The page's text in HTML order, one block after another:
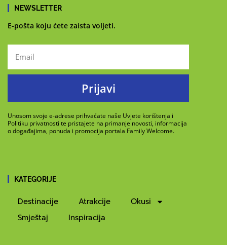
NEWSLETTER
E-pošta koju ćete zaista voljeti.
Prijavi
Unosom svoje e-adrese prihvaćate naše Uvjete korištenja i
Politiku privatnosti te pristajete na primanje novosti, informacija
o događajima, ponuda i promocija portala Family Welcome.
KATEGORIJE
Destinacije Atrakcije
Okusi
Smještaj
Inspiracija